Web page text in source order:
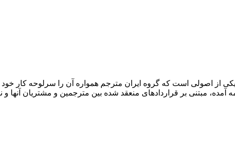
از اصولی است که گروه ایران مترجم همواره آن را سرلوحه کار